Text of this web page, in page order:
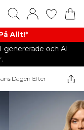
Allt!*
genererade och AI-
Dagen Efter